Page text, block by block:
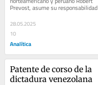
Prevost, asume su responsabilidad
de ser el Obispo de…
28.05.2025
10
Analítica
Patente de corso de la
dictadura venezolana